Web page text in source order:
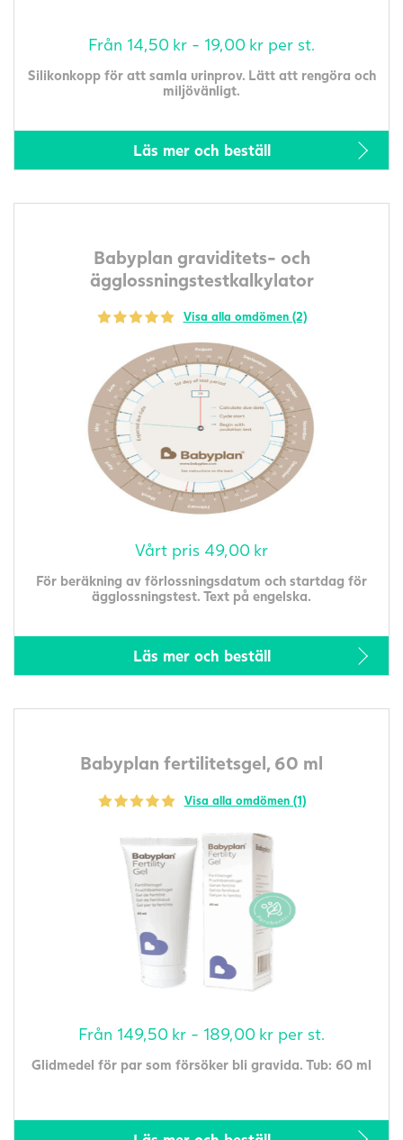
Från 14,50 kr - 19,00 kr per st.
Silikonkopp för att samla urinprov. Lätt att rengöra och
miljövänligt.
Läs mer och beställ
Babyplan graviditets- och
ägglossningstestkalkylator
Visa alla omdömen (2)
Vårt pris 49,00 kr
För beräkning av förlossningsdatum och startdag för
ägglossningstest. Text på engelska.
Läs mer och beställ
Babyplan fertilitetsgel, 60 ml
Visa alla omdömen (1)
Från 149,50 kr - 189,00 kr per st.
Glidmedel för par som försöker bli gravida. Tub: 60 ml